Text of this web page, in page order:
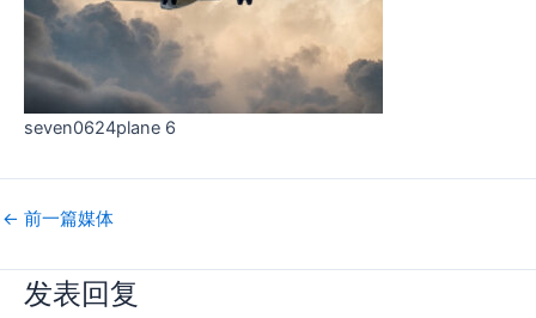
seven0624plane 6
← 前一篇媒体
发表回复